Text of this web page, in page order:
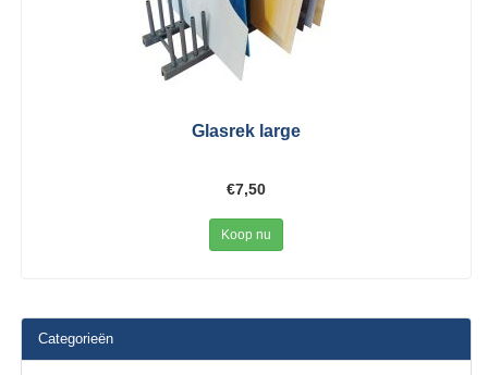
Glasrek large
€7,50
Koop nu
Categorieën